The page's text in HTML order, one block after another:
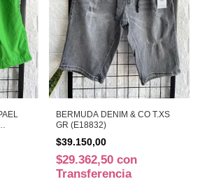
BERMUDA DENIM & CO T.XS
GR (E18832)
$39.150,00
$29.362,50 con
Transferencia